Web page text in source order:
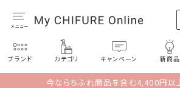
ブランド カテゴリ キャンペーン 新商品
今ならちふれ商品を含む4,400円以